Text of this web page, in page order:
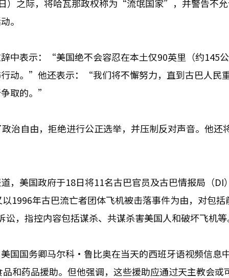
）之际，将哈瓦那政权称为“流氓国家”，并警告不
。
中表示：“美国绝不会容忍在本土仅90英里（约145
动。”他还表示：“我们将不懈努力，直到古巴人民
取的。”
治自由，拒绝进行公正选举，并压制反对声音。他还
，美国政府于18日将11名古巴官员及古巴情报局（DI
1996年古巴流亡者团体飞机被击落事件为由，对包括
，指控内容包括谋杀、共谋杀害美国人和破坏飞机
国国务卿马尔科·鲁比奥在当天的西班牙语视频信息
和药品援助。但他强调，这些援助应通过天主教会或